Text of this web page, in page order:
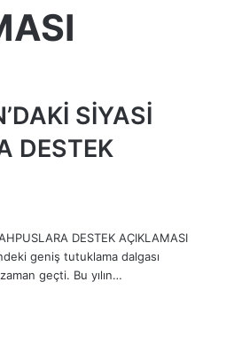
SİYASİ
DESTEK
DESTEK AÇIKLAMASI
geniş tutuklama dalgası
geçti. Bu yılın…